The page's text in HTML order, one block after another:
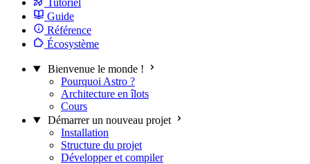
Tutoriel
Guide
Référence
Écosystème
Bienvenue le monde !
Pourquoi Astro ?
Architecture en îlots
Cours
Démarrer un nouveau projet
Installation
Structure du projet
Développer et compiler